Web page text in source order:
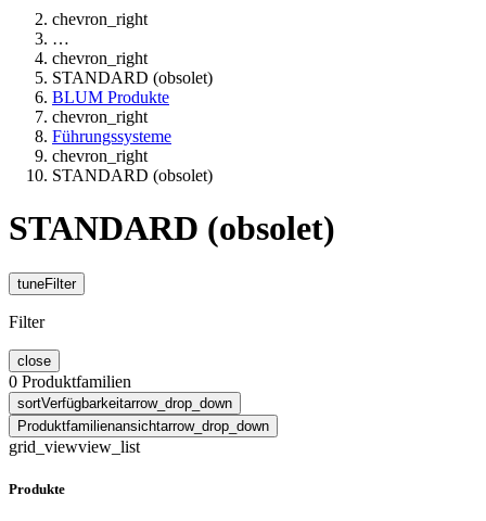
chevron_right
…
chevron_right
STANDARD (obsolet)
BLUM Produkte
chevron_right
Führungssysteme
chevron_right
STANDARD (obsolet)
STANDARD (obsolet)
tuneFilter
Filter
close
0 Produktfamilien
sortVerfügbarkeitarrow_drop_down
Produktfamilienansichtarrow_drop_down
grid_viewview_list
Produkte